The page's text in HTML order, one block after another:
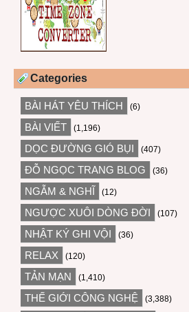
Categories
BÀI HÁT YÊU THÍCH (6)
BÀI VIẾT (1,196)
DỌC ĐƯỜNG GIÓ BỤI (407)
ĐỖ NGỌC TRANG BLOG (36)
NGẪM & NGHĨ (12)
NGƯỢC XUÔI DÒNG ĐỜI (107)
NHẬT KÝ GHI VỘI (36)
RELAX (120)
TẢN MẠN (1,410)
THẾ GIỚI CÔNG NGHỆ (3,388)